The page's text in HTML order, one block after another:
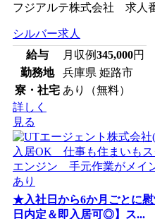
フジアルテ株式会社 求人
シルバー求人
給与
月収例345,000円
勤務地
兵庫県 姫路市
寮・社宅 あり（無料）
詳しく
見る
★入社日から6か月ごとに
日内定＆即入居可◎】ス...